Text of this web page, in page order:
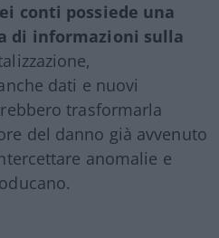
conti possiede una
di informazioni sulla
dati e nuovi
trasformarla
del danno già avvenuto
anomalie e